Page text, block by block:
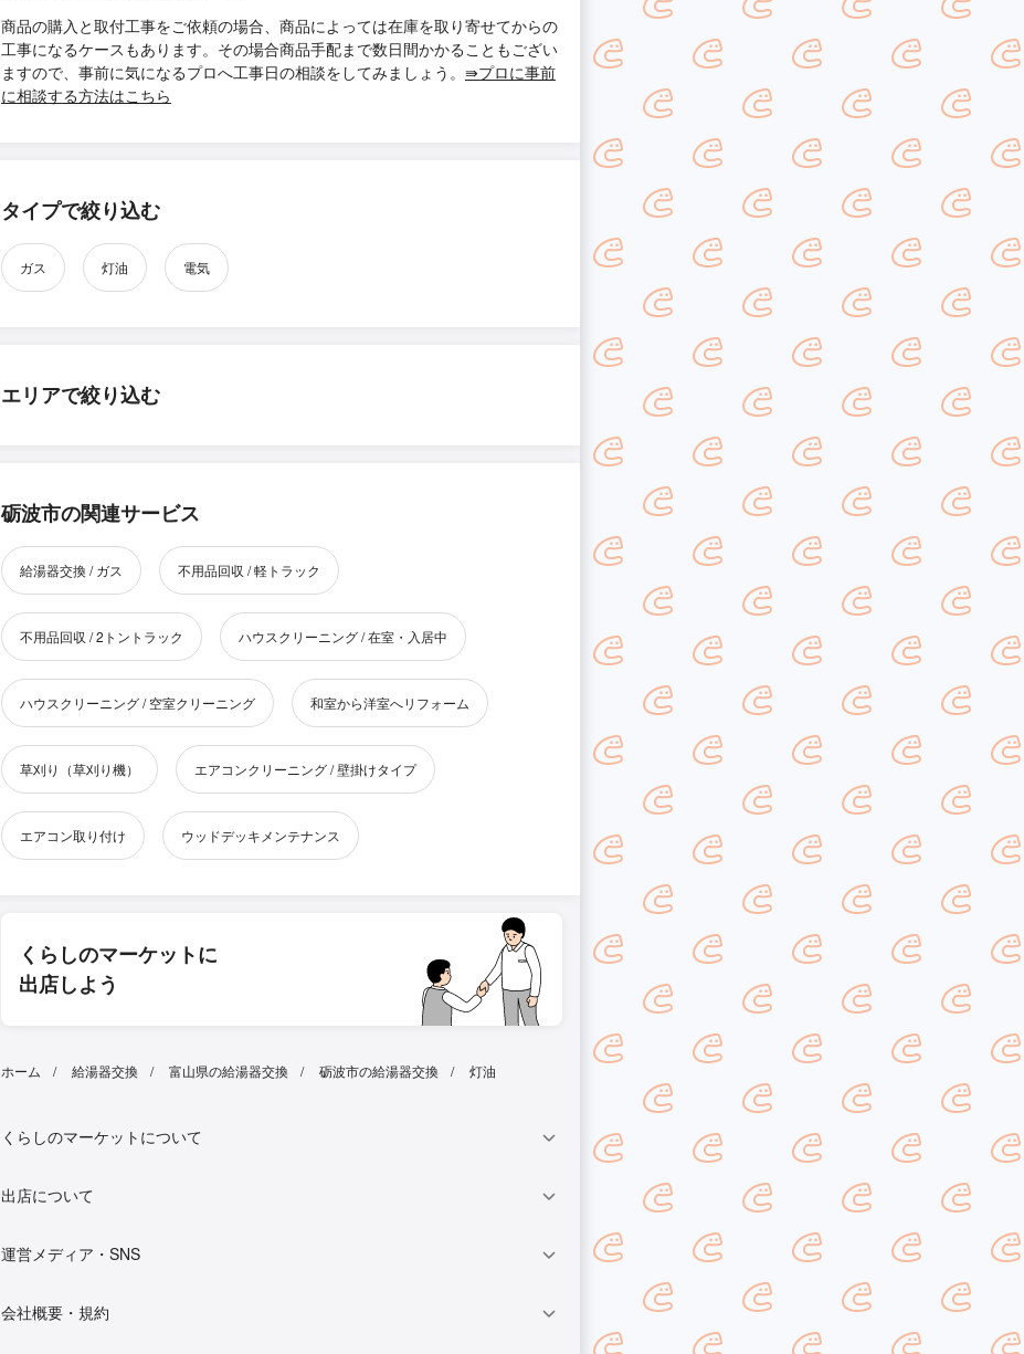
商品の購入と取付工事をご依頼の場合、商品によっては在庫を取り寄せてからの
工事になるケースもあります。その場合商品手配まで数日間かかることもござい
ますので、事前に気になるプロへ工事日の相談をしてみましょう。 ⇛プロに事前
に相談する方法はこちら
タイプで絞り込む
ガス 灯油 電気
エリアで絞り込む
砺波市の関連サービス
給湯器交換 / ガス 不用品回収 / 軽トラック
不用品回収 / 2トントラック ハウスクリーニング / 在室・入居中
ハウスクリーニング / 空室クリーニング 和室から洋室へリフォーム
草刈り（草刈り機） エアコンクリーニング / 壁掛けタイプ
エアコン取り付け ウッドデッキメンテナンス
くらしのマーケットに
出店しよう
ホーム 給湯器交換 富山県の給湯器交換 砺波市の給湯器交換 灯油
くらしのマーケットについて
出店について
運営メディア・SNS
会社概要・規約